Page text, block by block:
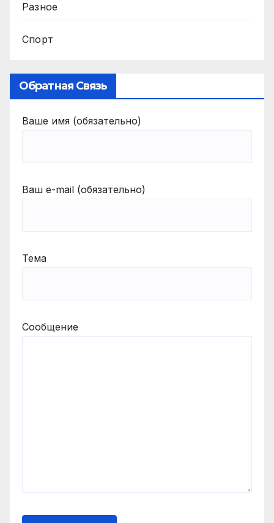
Разное
Спорт
Обратная Связь
Ваше имя (обязательно)
Ваш e-mail (обязательно)
Тема
Сообщение